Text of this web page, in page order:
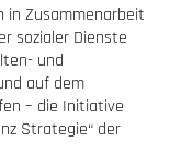
in Zusammenarbeit
sozialer Dienste
und
auf dem
– die Initiative
Strategie“ der